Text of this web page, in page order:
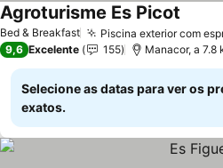
Bed & Breakfast Piscina exterior com
Agroturisme Es Picot
9,6 Excelente 155 Manacor, a 7.8
Selecione as datas para ver os
exatos.